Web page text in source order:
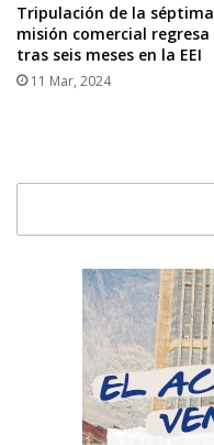
Tripulación de la séptima
misión comercial regresa
tras seis meses en la EEI
11 Mar, 2024